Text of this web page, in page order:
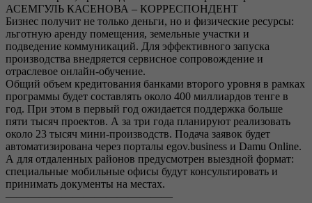
АСЕМГУЛЬ КАСЕНОВА – КОРРЕСПОНДЕНТ
Бизнес получит не только деньги, но и физические ресурсы:
льготную аренду помещения, земельные участки и
подведение коммуникаций. Для эффективного запуска
производства внедряется сервисное сопровождение и
отраслевое онлайн-обучение.
Общий объем кредитования банками второго уровня в рамках
программы будет составлять около 400 миллиардов тенге в
год. При этом в первый год ожидается поддержка больше
пяти тысяч проектов. А за три года планируют реализовать
около 23 тысяч мини-производств. Подача заявок будет
автоматизирована через порталы egov.business и Damu Online.
А для отдаленных районов предусмотрен выездной формат:
специальные мобильные офисы будут консультировать и
принимать документы на местах.
———————————————